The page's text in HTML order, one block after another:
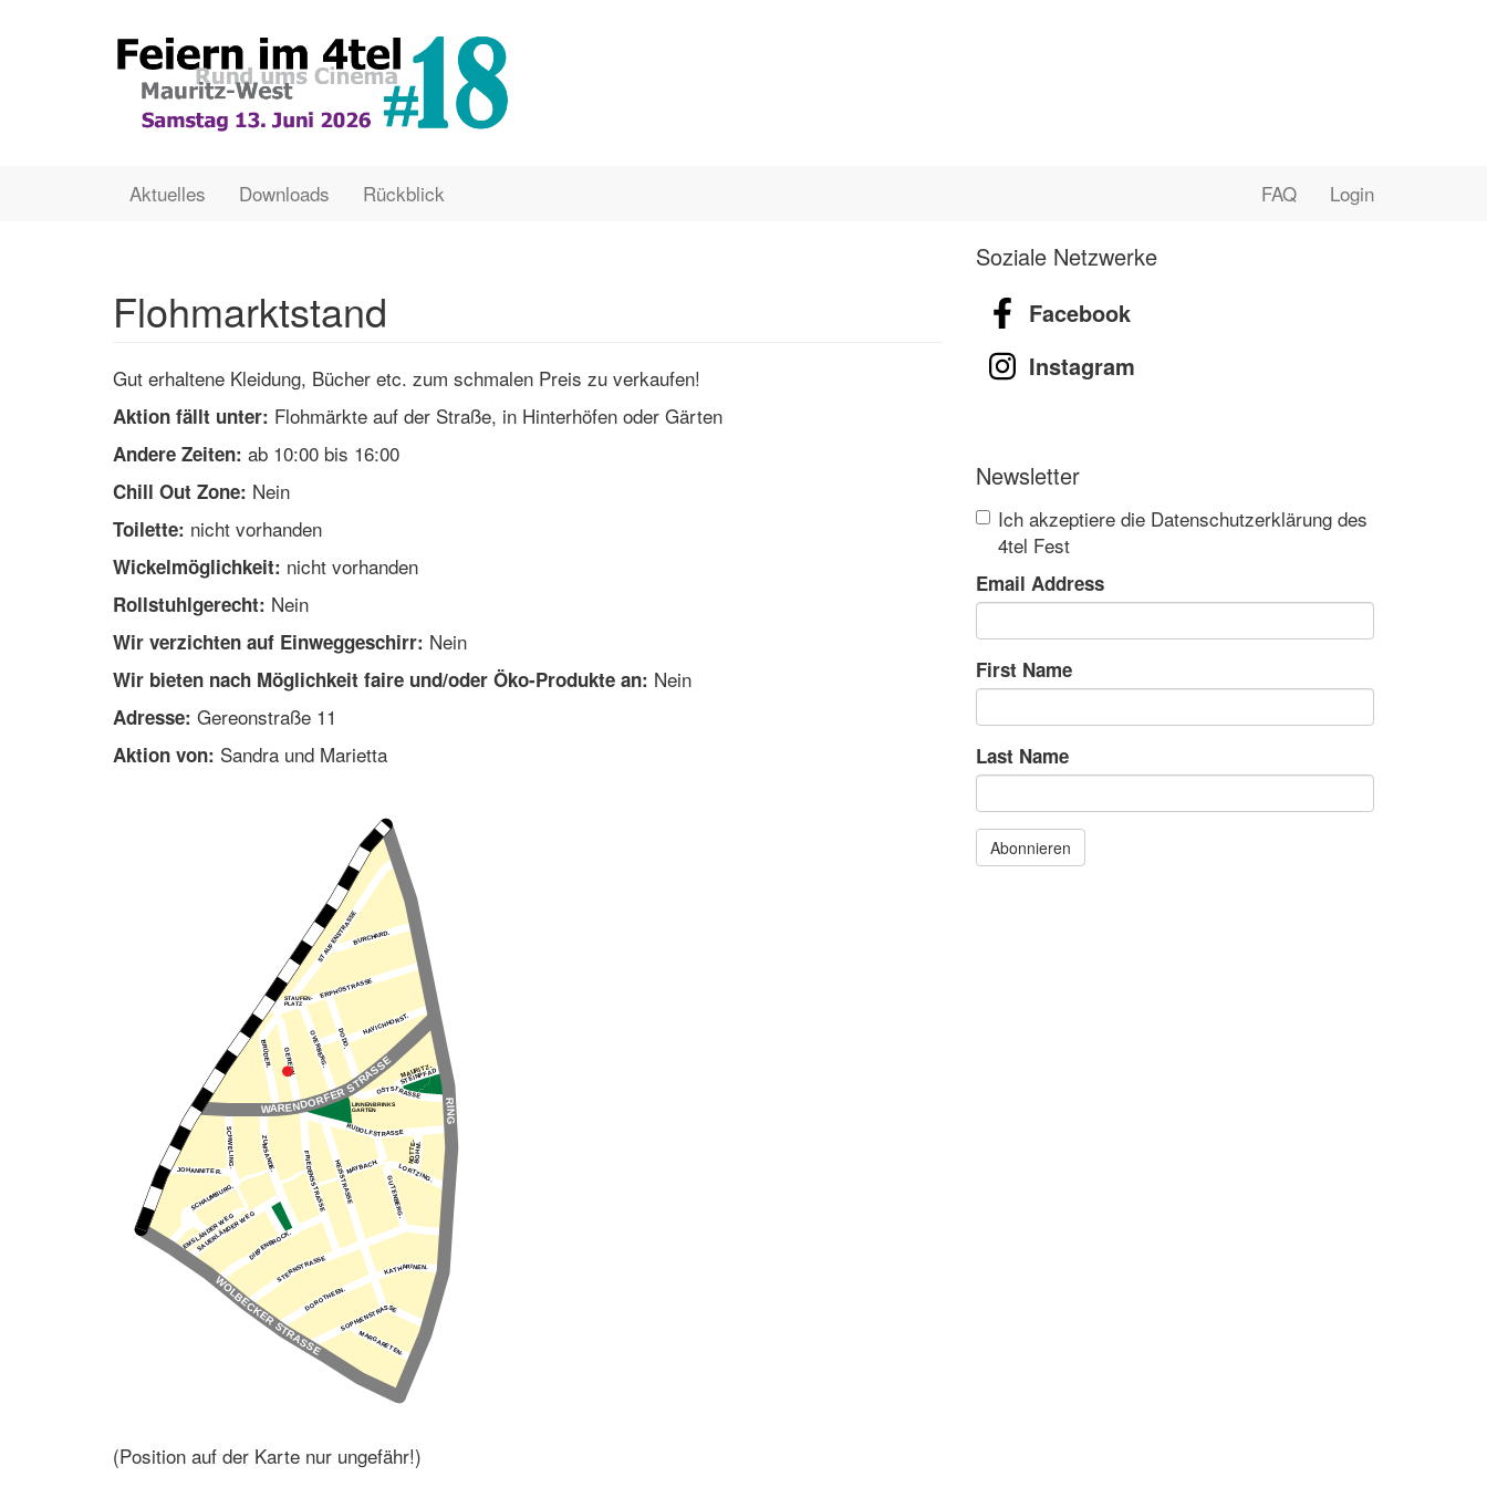
Main
Aktuelles Downloads Rückblick
User FAQ Login
Flohmarktstand
Gut erhaltene Kleidung, Bücher etc. zum schmalen Preis zu verkaufen!
Aktion fällt unter: Flohmärkte auf der Straße, in Hinterhöfen oder Gärten
Andere Zeiten: ab 10:00 bis 16:00
Chill Out Zone: Nein
Toilette: nicht vorhanden
Wickelmöglichkeit: nicht vorhanden
Rollstuhlgerecht: Nein
Wir verzichten auf Einweggeschirr: Nein
Wir bieten nach Möglichkeit faire und/oder Öko-Produkte an: Nein
Adresse: Gereonstraße 11
Aktion von: Sandra und Marietta
(Position auf der Karte nur ungefähr!)
Soziale Netzwerke
Facebook
Instagram
Newsletter
Ich akzeptiere die Datenschutzerklärung des
4tel Fest
Email Address
First Name
Last Name
Abonnieren